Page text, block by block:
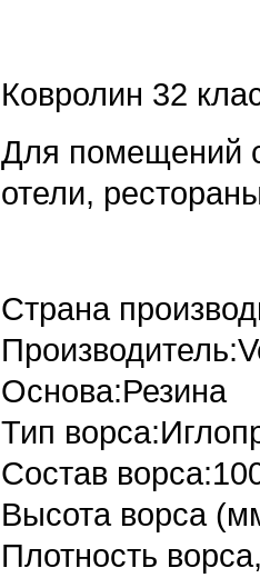
Ковролин 32
Для помещений
отели,
Страна
Основа:Резина
Тип
Состав
Высота ворса
Плотность